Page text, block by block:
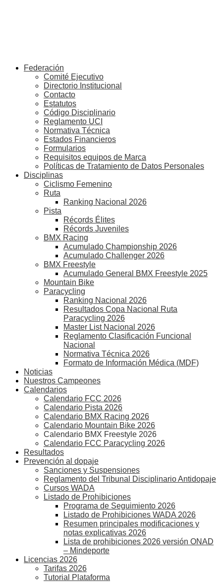
Federación
Comité Ejecutivo
Directorio Institucional
Contacto
Estatutos
Código Disciplinario
Reglamento UCI
Normativa Técnica
Estados Financieros
Formularios
Requisitos equipos de Marca
Políticas de Tratamiento de Datos Personales
Disciplinas
Ciclismo Femenino
Ruta
Ranking Nacional 2026
Pista
Récords Élites
Récords Juveniles
BMX Racing
Acumulado Championship 2026
Acumulado Challenger 2026
BMX Freestyle
Acumulado General BMX Freestyle 2025
Mountain Bike
Paracycling
Ranking Nacional 2026
Resultados Copa Nacional Ruta
Paracycling 2026
Master List Nacional 2026
Reglamento Clasificación Funcional
Nacional
Normativa Técnica 2026
Formato de Información Médica (MDF)
Noticias
Nuestros Campeones
Calendarios
Calendario FCC 2026
Calendario Pista 2026
Calendario BMX Racing 2026
Calendario Mountain Bike 2026
Calendario BMX Freestyle 2026
Calendario FCC Paracycling 2026
Resultados
Prevención al dopaje
Sanciones y Suspensiones
Reglamento del Tribunal Disciplinario Antidopaje
Cursos WADA
Listado de Prohibiciones
Programa de Seguimiento 2026
Listado de Prohibiciones WADA 2026
Resumen principales modificaciones y
notas explicativas 2026
Lista de prohibiciones 2026 versión ONAD
– Mindeporte
Licencias 2026
Tarifas 2026
Tutorial Plataforma